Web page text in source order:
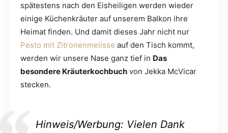
spätestens nach den Eisheiligen werden wieder
einige Küchenkräuter auf unserem Balkon ihre
Heimat finden. Und damit dieses Jahr nicht nur
Pesto mit Zitronenmelisse auf den Tisch kommt,
werden wir unsere Nase ganz tief in Das
besondere Kräuterkochbuch von Jekka McVicar
stecken.
Hinweis/Werbung: Vielen Dank